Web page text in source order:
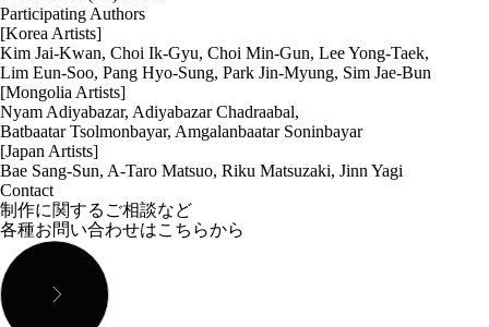
Participating Authors
[Korea Artists]
Kim Jai-Kwan, Choi Ik-Gyu, Choi Min-Gun, Lee Yong-Taek,
Lim Eun-Soo, Pang Hyo-Sung, Park Jin-Myung, Sim Jae-Bun
[Mongolia Artists]
Nyam Adiyabazar, Adiyabazar Chadraabal,
Batbaatar Tsolmonbayar, Amgalanbaatar Soninbayar
[Japan Artists]
Bae Sang-Sun, A-Taro Matsuo, Riku Matsuzaki, Jinn Yagi
Contact
制作に関するご相談など
各種お問い合わせはこちらから